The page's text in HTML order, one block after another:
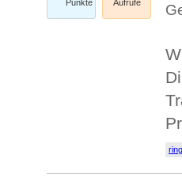
Punkte Aufrufe
ring